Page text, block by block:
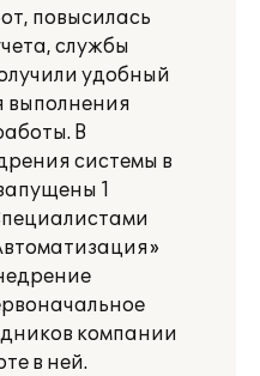
повысилась
службы
удобный
выполнения
В
системы в
1
компании
в ней.